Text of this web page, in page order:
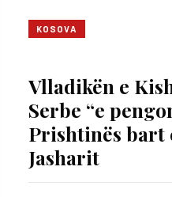
KOSOVA
Vlladikën e
Serbe “e
Prishtinës bart
Jasharit